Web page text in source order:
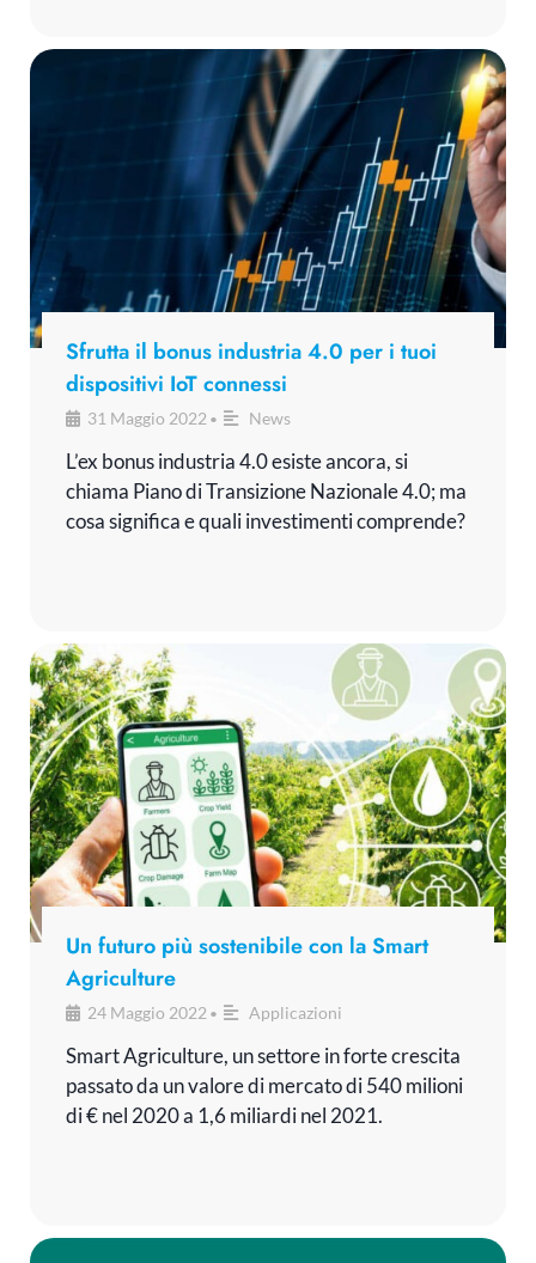
Sfrutta il bonus industria 4.0 per i tuoi
dispositivi IoT connessi
31 Maggio 2022 • News
L’ex bonus industria 4.0 esiste ancora, si
chiama Piano di Transizione Nazionale 4.0; ma
cosa significa e quali investimenti comprende?
Un futuro più sostenibile con la Smart
Agriculture
24 Maggio 2022 • Applicazioni
Smart Agriculture, un settore in forte crescita
passato da un valore di mercato di 540 milioni
di € nel 2020 a 1,6 miliardi nel 2021.